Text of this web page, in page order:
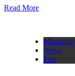
Read More
Magazine
News
Pets